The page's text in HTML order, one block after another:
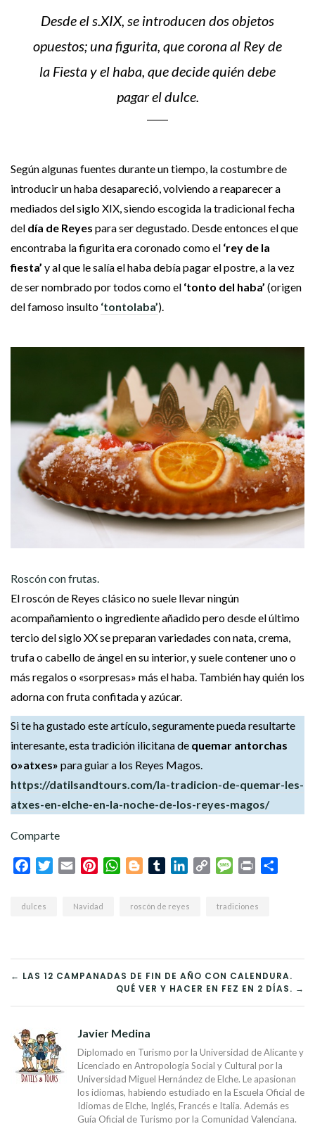
Desde el s.XIX, se introducen dos objetos
opuestos; una figurita, que corona al Rey de
la Fiesta y el haba, que decide quién debe
pagar el dulce.
Según algunas fuentes durante un tiempo, la costumbre de
introducir un haba desapareció, volviendo a reaparecer a
mediados del siglo XIX, siendo escogida la tradicional fecha
del día de Reyes para ser degustado. Desde entonces el que
encontraba la figurita era coronado como el ‘rey de la
fiesta’ y al que le salía el haba debía pagar el postre, a la vez
de ser nombrado por todos como el ‘tonto del haba’ (origen
del famoso insulto ‘tontolaba’).
Roscón con frutas.
El roscón de Reyes clásico no suele llevar ningún
acompañamiento o ingrediente añadido pero desde el último
tercio del siglo XX se preparan variedades con nata, crema,
trufa o cabello de ángel en su interior, y suele contener uno o
más regalos o «sorpresas» más el haba. También hay quién los
adorna con fruta confitada y azúcar.
Si te ha gustado este artículo, seguramente pueda resultarte
interesante, esta tradición ilicitana de quemar antorchas
o»atxes» para guiar a los Reyes Magos.
https://datilsandtours.com/la-tradicion-de-quemar-les-
atxes-en-elche-en-la-noche-de-los-reyes-magos/
Comparte
FacebookTwitterEmail PinterestWhatsAppBloggerTumblrLinkedIn
Copy
Message
Print
dulces Navidad roscón de reyes tradiciones
NAVEGACIÓN
DE
ENTRADAS
← LAS 12 CAMPANADAS DE FIN DE AÑO CON CALENDURA.
QUÉ VER Y HACER EN FEZ EN 2 DÍAS. →
Javier Medina
Diplomado en Turismo por la Universidad de Alicante y
Licenciado en Antropología Social y Cultural por la
Universidad Miguel Hernández de Elche. Le apasionan
los idiomas, habiendo estudiado en la Escuela Oficial de
Idiomas de Elche, Inglés, Francés e Italia. Además es
Guía Oficial de Turismo por la Comunidad Valenciana.